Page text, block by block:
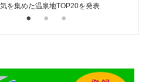
を集めた温泉地TOP20を発表